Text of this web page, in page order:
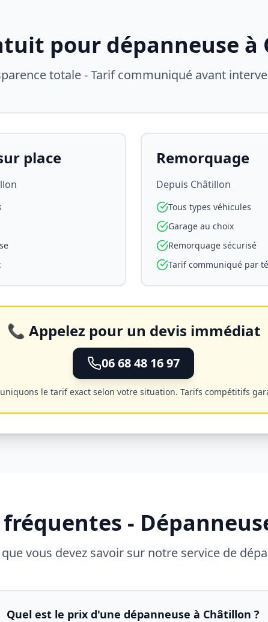
pour dépanneuse à
totale - Tarif communiqué avant
place Remorquage
Depuis Châtillon
Tous types véhicules
Garage au choix
Remorquage sécurisé
Tarif communiqué par
📞 Appelez pour un devis immédiat
06 68 48 16 97
le tarif exact selon votre situation. Tarifs compétitifs
-
vous devez savoir sur notre service de
Quel est le prix d'une dépanneuse à Châtillon ?